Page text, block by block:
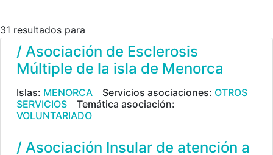
31 resultados para
/ Asociación de Esclerosis
Múltiple de la isla de Menorca
Islas: MENORCA Servicios asociaciones: OTROS
SERVICIOS
Temática asociación:
VOLUNTARIADO
/ Asociación Insular de atención a